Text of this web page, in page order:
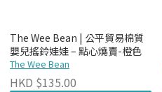
The Wee Bean | 公平貿易棉質
嬰兒搖鈴娃娃 – 點心燒賣-橙色
The Wee Bean
HKD $135.00